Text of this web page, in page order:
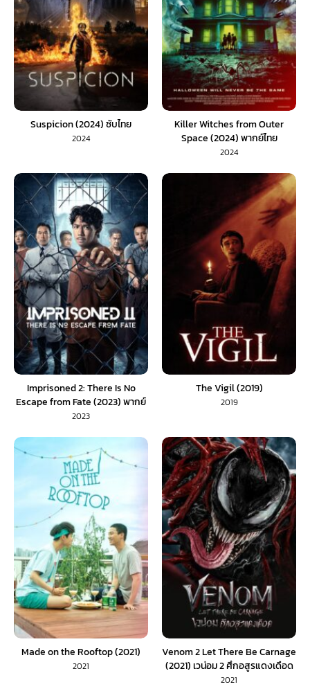
Suspicion (2024) ซับไทย
2024
Killer Witches from Outer
Space (2024) พากย์ไทย
2024
Imprisoned 2: There Is No
Escape from Fate (2023) พากย์
ไทย
2023
The Vigil (2019)
2019
Made on the Rooftop (2021)
2021
Venom 2 Let There Be Carnage
(2021) เวน่อม 2 ศึกอสูรแดงเดือด
(พากย์ไทย)
2021